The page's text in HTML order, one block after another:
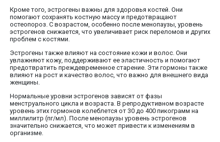
Кроме того, эстрогены важны для здоровья костей. Они
помогают сохранять костную массу и предотвращают
остеопороз. С возрастом, особенно после менопаузы, уровень
эстрогенов снижается, что увеличивает риск переломов и других
проблем с костями.
Эстрогены также влияют на состояние кожи и волос. Они
увлажняют кожу, поддерживают ее эластичность и помогают
предотвратить преждевременное старение. Эти гормоны также
влияют на рост и качество волос, что важно для внешнего вида
женщины.
Нормальные уровни эстрогенов зависят от фазы
менструального цикла и возраста. В репродуктивном возрасте
уровень этих гормонов колеблется от 30 до 400 пикограмм на
миллилитр (пг/мл). После менопаузы уровень эстрогенов
значительно снижается, что может привести к изменениям в
организме.